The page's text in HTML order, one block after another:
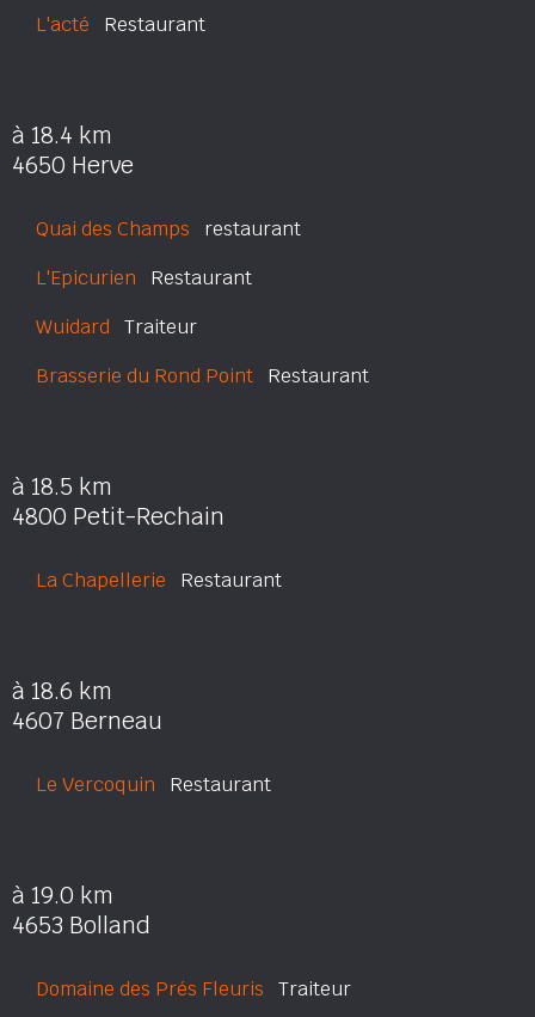
L'acté Restaurant
à 18.4 km
4650 Herve
Quai des Champs restaurant
L'Epicurien Restaurant
Wuidard Traiteur
Brasserie du Rond Point Restaurant
à 18.5 km
4800 Petit-Rechain
La Chapellerie Restaurant
à 18.6 km
4607 Berneau
Le Vercoquin Restaurant
à 19.0 km
4653 Bolland
Domaine des Prés Fleuris Traiteur